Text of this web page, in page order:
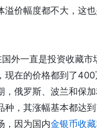
溢价幅度都不大，这
一直是投资收藏市
现在的价格都到了
，俄罗斯、波兰和保
种，其涨幅基本都达
，因为国内金银币收藏